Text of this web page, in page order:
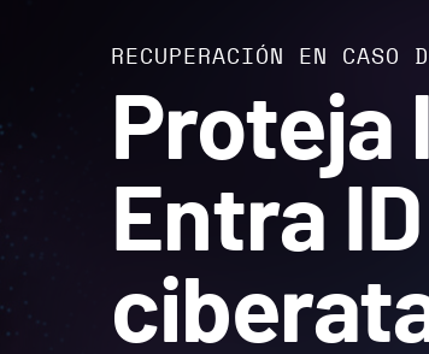
RECUPERACIÓN EN CASO
Proteja
Entra